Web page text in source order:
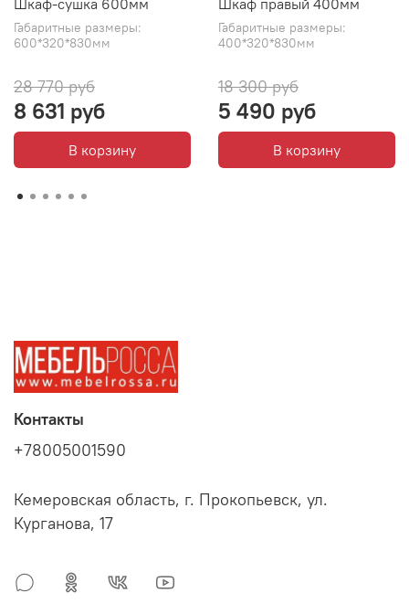
Габаритные размеры:
600*320*830мм
28 770 руб
8 631 руб
В корзину
Габаритные размеры:
400*320*830мм
18 300 руб
5 490 руб
В корзину
Контакты
+78005001590
Кемеровская область, г. Прокопьевск, ул.
Курганова, 17